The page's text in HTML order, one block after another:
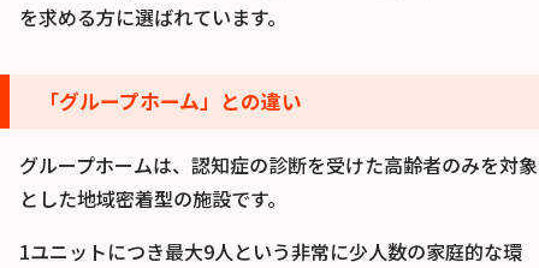
を求める方に選ばれています。
「グループホーム」との違い
グループホームは、認知症の診断を受けた高齢者のみを対象
とした地域密着型の施設です。
1ユニットにつき最大9人という非常に少人数の家庭的な環